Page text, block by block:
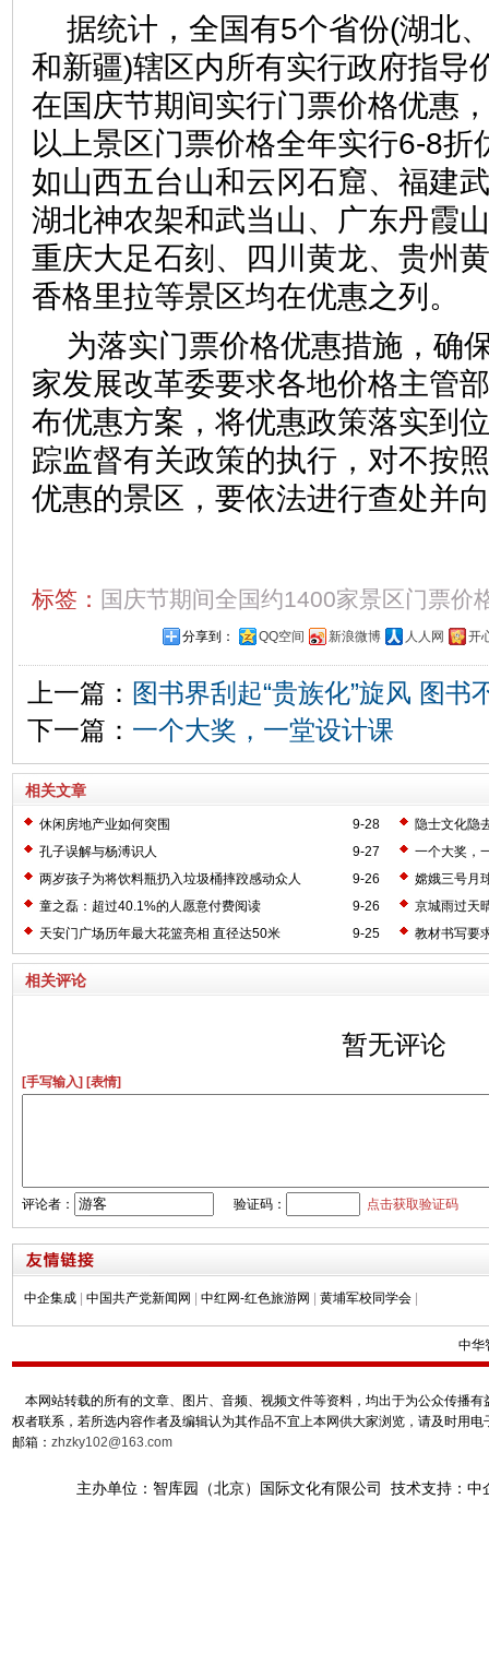
据统计，全国有5个省份(湖北
和新疆)辖区内所有实行政府指导
在国庆节期间实行门票价格优惠
以上景区门票价格全年实行6-8折
如山西五台山和云冈石窟、福建
湖北神农架和武当山、广东丹霞
重庆大足石刻、四川黄龙、贵州
香格里拉等景区均在优惠之
为落实门票价格优惠措施，确
家发展改革委要求各地价格主管
布优惠方案，将优惠政策落实到
踪监督有关政策的执行，对不按
优惠的景区，要依法进行查处并
标签： 国庆节期间全国约1400家景区门票价
分享到： QQ空间 新浪微博 人人网 开
上一篇： 图书界刮起“贵族化”旋风 图书
下一篇： 一个大奖，一堂设计课
相关文章
9-28
休闲房地产业如何突围
隐士文化隐
9-27
孔子误解与杨溥识人
一个大奖，
9-26
两岁孩子为将饮料瓶扔入垃圾桶摔跤感动众人
嫦娥三号月
9-26
童之磊：超过40.1%的人愿意付费阅读
京城雨过天
9-25
天安门广场历年最大花篮亮相 直径达50米 教材书写要
相关评论
暂无评论
[手写输入] [表情]
评论者： 验证码： 点击获取验证码
中企集成 | 中国共产党新闻网 | 中红网-红色旅游网 | 黄埔军校同学会 |
中华
本网站转载的所有的文章、图片、音频、视频文件等资料，均出于为公众传播
权者联系，若所选内容作者及编辑认为其作品不宜上本网供大家浏览，请及时用
邮箱： zhzky102@163.com
主办单位：智库园（北京）国际文化有限公司 技术支持：